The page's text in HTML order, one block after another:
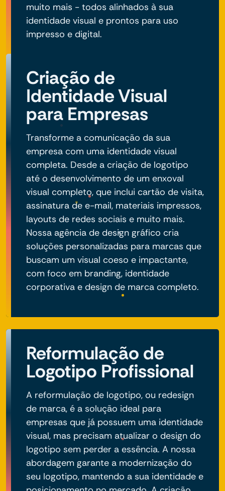
muito mais - todos alinhados à sua
identidade visual e prontos para uso
impresso e digital.
Criação de
Identidade Visual
para Empresas
Transforme a comunicação da sua
empresa com uma identidade visual
completa. Desde a criação de logotipo
até o desenvolvimento de um enxoval
visual completo, que inclui cartão de visita,
assinatura de e-mail, materiais impressos,
layouts de redes sociais e muito mais.
Nossa agência de design gráfico cria
soluções personalizadas para marcas que
buscam um visual coeso e impactante,
com foco em branding, identidade
corporativa e design de marca completo.
Reformulação de
Logotipo Profissional
A reformulação de logotipo, ou redesign
de marca, é a solução ideal para
empresas que já possuem uma identidade
visual, mas precisam atualizar o design do
logotipo sem perder a essência. A nossa
abordagem garante a modernização do
seu logotipo, mantendo a sua identidade e